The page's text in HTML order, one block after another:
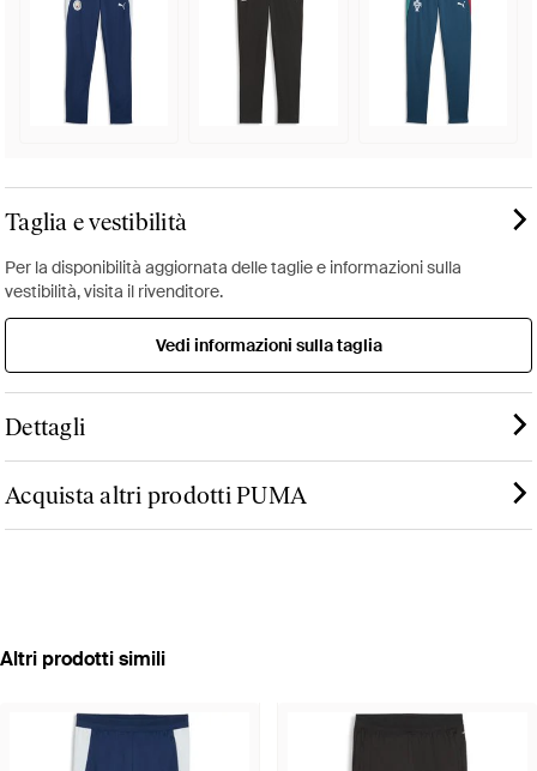
Taglia e vestibilità
Per la disponibilità aggiornata delle taglie e informazioni sulla
vestibilità, visita il rivenditore.
Vedi informazioni sulla taglia
Dettagli
Acquista altri prodotti PUMA
Altri prodotti simili